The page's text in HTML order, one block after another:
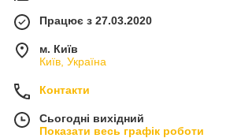
Працює з 27.03.2020
м. Київ
Київ, Україна
Контакти
Сьогодні вихідний
Показати весь графік роботи